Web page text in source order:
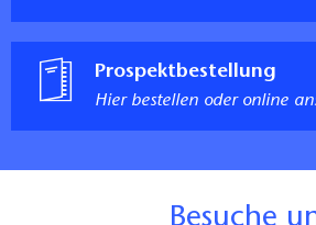
Prospektbestellung
Hier bestellen oder online